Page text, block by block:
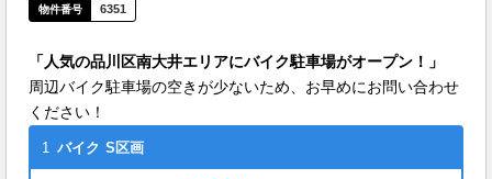
6351
「人気の品川区南大井エリアにバイク駐車場がオープン！」
周辺バイク駐車場の空きが少ないため、お早めにお問い合わせ
ください！
1 バイク S区画